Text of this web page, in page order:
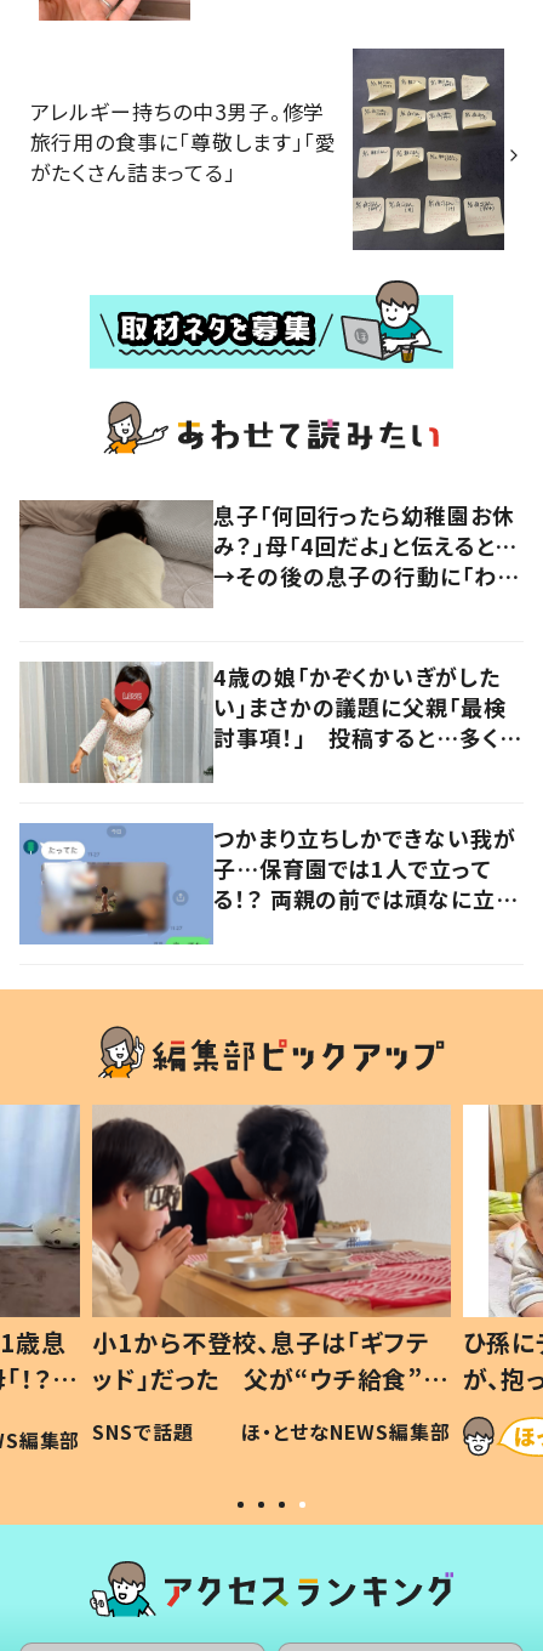
アレルギー持ちの中3男子。修学
旅行用の食事に「尊敬します」「愛
がたくさん詰まってる」
息子「何回行ったら幼稚園お休
み？」母「4回だよ」と伝えると…
→その後の息子の行動に「わか
4歳の娘「かぞくかいぎがした
い」まさかの議題に父親「最検
討事項！」 投稿すると…多くの
つかまり立ちしかできない我が
子…保育園では1人で立って
る！？ 両親の前では頑なに立た
歳息
？」
編集部
小1から不登校、息子は「ギフテ
ッド」だった 父が“ウチ給食”を
作り続ける理由とは #令和の親
#令和の子
SNSで話題 ほ・とせなNEWS編集部
ひ孫
が、
「涙が
い」